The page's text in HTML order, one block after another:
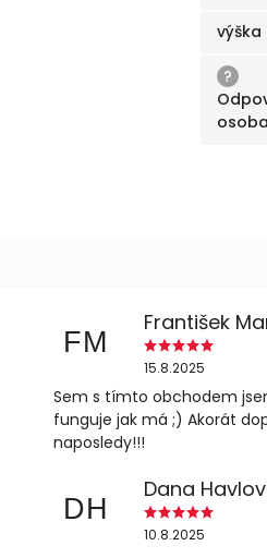
?
osoba
FM
František
15.8.2025
Sem s tímto obchodem
funguje jak má ;) Akorát
naposledy!!!
DH
Dana
10.8.2025